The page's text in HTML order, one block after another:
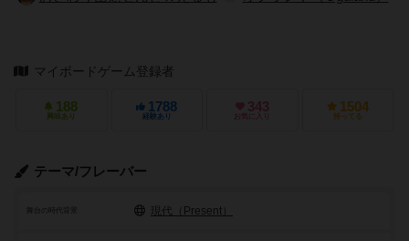
マイボードゲーム登録者
188
興味あり
1788
経験あり
343
お気に入り
1504
持ってる
テーマ/フレーバー
舞台の時代背景 現代（Present）